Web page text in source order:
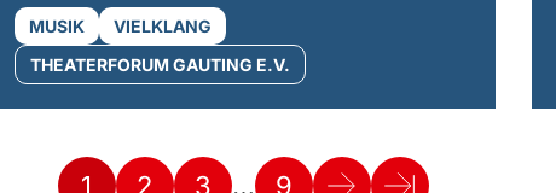
MUSIK
VIELKLANG
THEATERFORUM GAUTING E.V.
1 2 3 … 9